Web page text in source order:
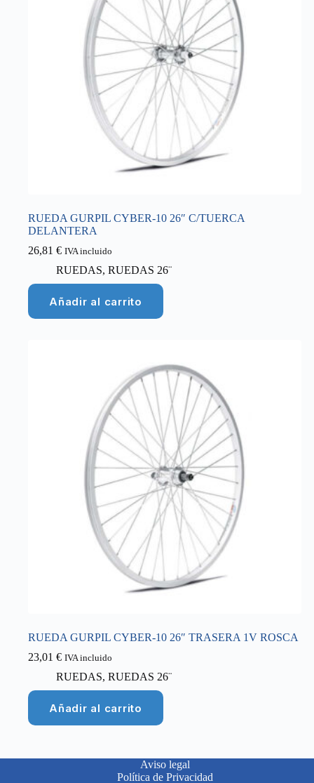
RUEDA GURPIL CYBER-10 26″ C/TUERCA
DELANTERA
26,81 € IVA incluido
RUEDAS, RUEDAS 26¨
Añadir al carrito
RUEDA GURPIL CYBER-10 26″ TRASERA 1V ROSCA
23,01 € IVA incluido
RUEDAS, RUEDAS 26¨
Añadir al carrito
Aviso legal
Política de Privacidad